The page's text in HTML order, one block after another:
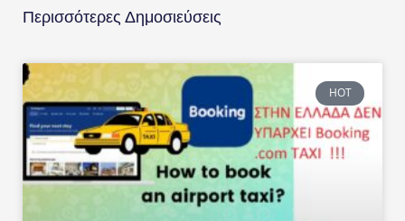
Περισσότερες Δημοσιεύσεις
HOT